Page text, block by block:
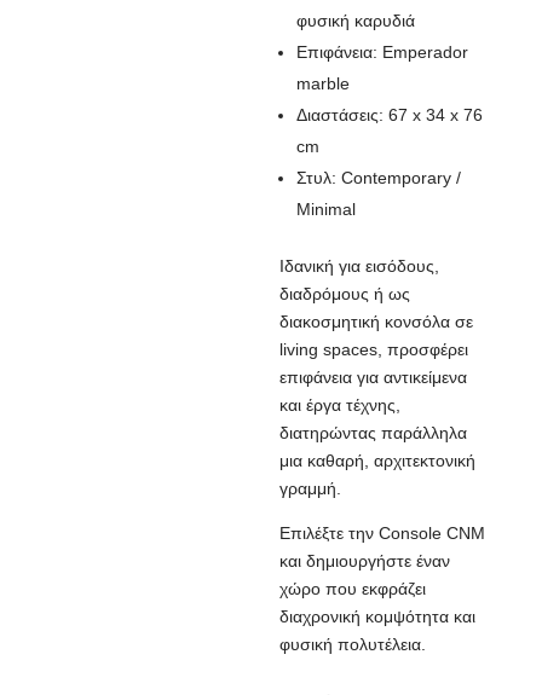
φυσική καρυδιά
Επιφάνεια: Emperador
marble
Διαστάσεις: 67 x 34 x 76
cm
Στυλ: Contemporary /
Minimal
Ιδανική για εισόδους,
διαδρόμους ή ως
διακοσμητική κονσόλα σε
living spaces, προσφέρει
επιφάνεια για αντικείμενα
και έργα τέχνης,
διατηρώντας παράλληλα
μια καθαρή, αρχιτεκτονική
γραμμή.
Επιλέξτε την Console CNM
και δημιουργήστε έναν
χώρο που εκφράζει
διαχρονική κομψότητα και
φυσική πολυτέλεια.